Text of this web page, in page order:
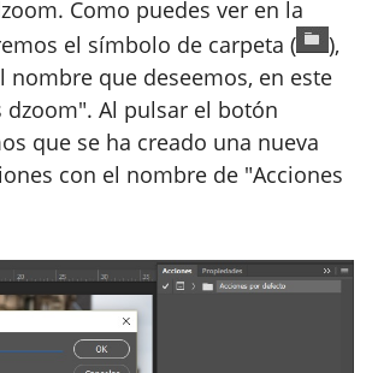
Como puedes ver en la
el símbolo de carpeta (
),
nombre que deseemos, en este
dzoom". Al pulsar el botón
que se ha creado una nueva
con el nombre de "Acciones